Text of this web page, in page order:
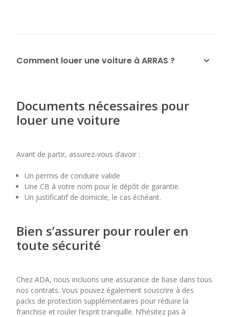
Comment louer une voiture à ARRAS ?
Documents nécessaires pour
louer une voiture
Avant de partir, assurez-vous d’avoir :
Un permis de conduire valide
Une CB à votre nom pour le dépôt de garantie.
Un justificatif de domicile, le cas échéant.
Bien s’assurer pour rouler en
toute sécurité
Chez ADA, nous incluons une assurance de base dans tous
nos contrats. Vous pouvez également souscrire à des
packs de protection supplémentaires pour réduire la
franchise et rouler l’esprit tranquille. N’hésitez pas à